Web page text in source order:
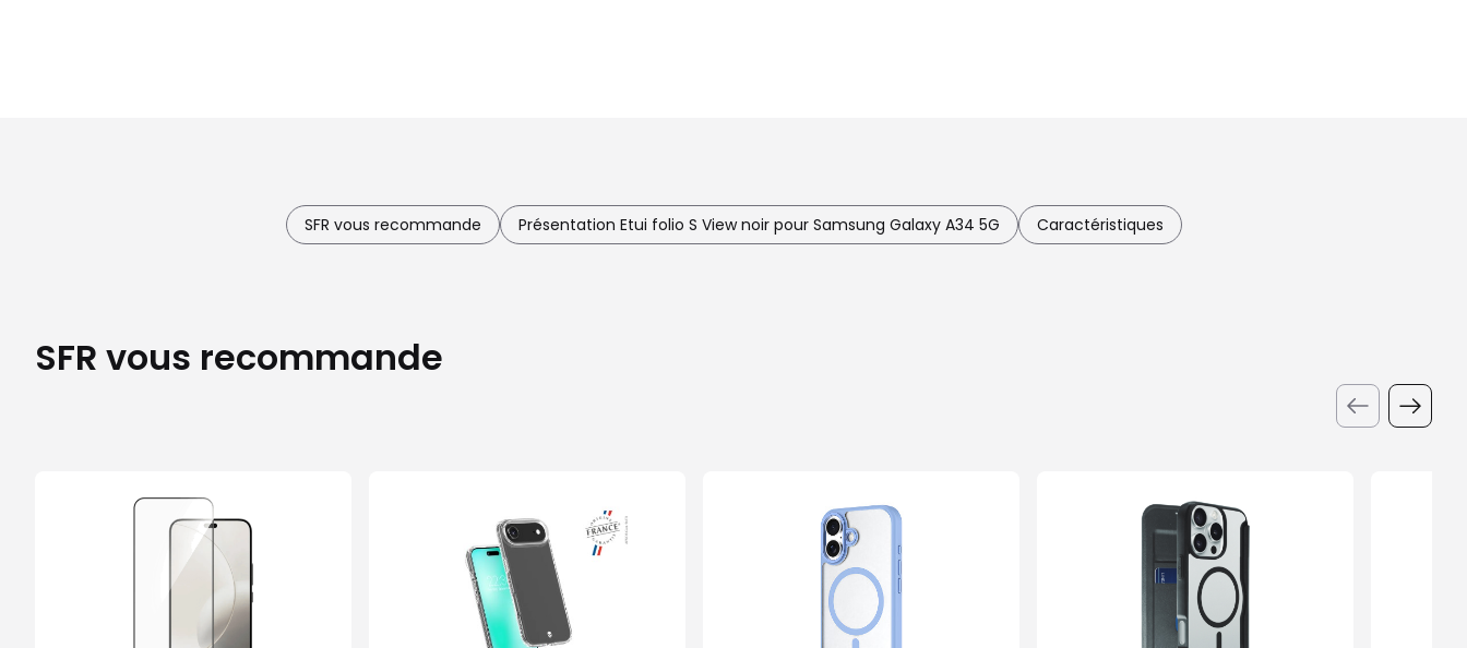
SFR vous recommande Présentation Etui folio S View noir pour Samsung Galaxy A34 5G Caractéristiques
SFR vous recommande